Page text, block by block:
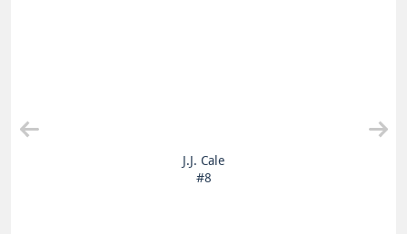
J.J. Cale
#8